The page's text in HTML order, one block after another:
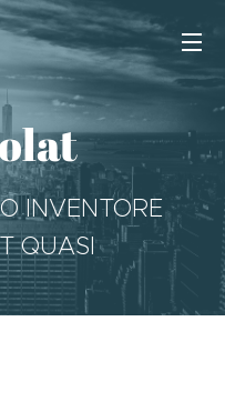
INVENTORE
QUASI